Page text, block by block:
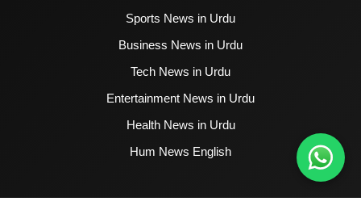
Sports News in Urdu
Business News in Urdu
Tech News in Urdu
Entertainment News in Urdu
Health News in Urdu
Hum News English